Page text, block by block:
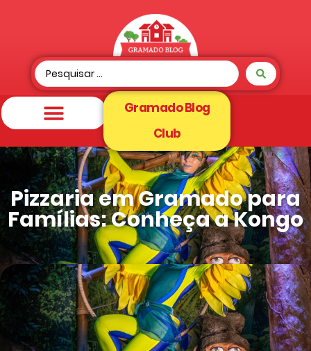
Gramado Blog
Club
Pizzaria em Gramado para
Famílias: Conheça a Kongo